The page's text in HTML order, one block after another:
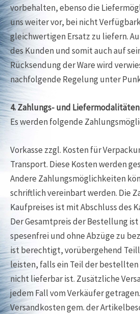
vorbehalten, ebenso die
uns weiter vor, bei nicht
gleichwertigen Ersatz zu liefern.
des Kunden und somit auch auf
Rücksendung der Ware wird
nachfolgende Regelung unter
4. Zahlungs- und Liefermodalitäten
Es werden folgende
Vorkasse zzgl. Kosten für
Transport. Diese Kosten werden
Andere Zahlungsmöglichkeiten
schriftlich vereinbart werden. Die
Kaufpreises ist mit Abschluss des
Der Gesamtpreis der Bestellung
spesenfrei und ohne Abzüge zu
ist berechtigt, vorübergehend
leisten, falls ein Teil der bestellten
nicht lieferbar ist. Zusätzliche
jedem Fall vom Verkäufer
Versandkosten gem. der